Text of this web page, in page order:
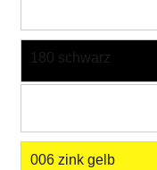
180 schwarz
006 zink gelb